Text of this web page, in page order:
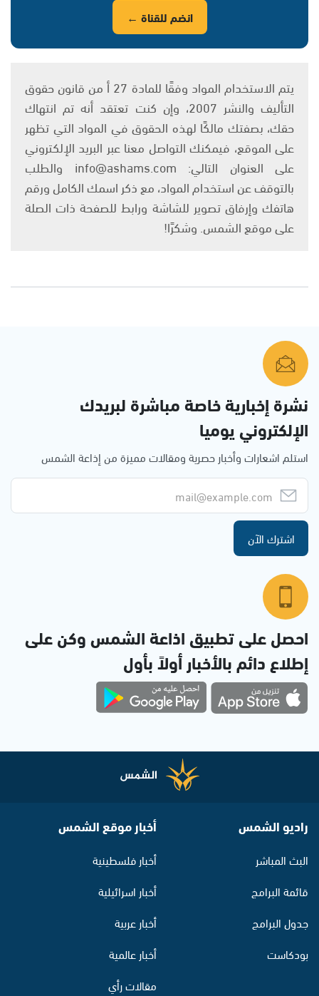
انضم للقناة ←
يتم الاستخدام المواد وفقًا للمادة 27 أ من قانون حقوق
التأليف والنشر 2007، وإن كنت تعتقد أنه تم انتهاك
حقك، بصفتك مالكًا لهذه الحقوق في المواد التي تظهر
على الموقع، فيمكنك التواصل معنا عبر البريد الإلكتروني
على العنوان التالي: info@ashams.com والطلب
بالتوقف عن استخدام المواد، مع ذكر اسمك الكامل ورقم
هاتفك وإرفاق تصوير للشاشة ورابط للصفحة ذات الصلة
على موقع الشمس. وشكرًا!
نشرة إخبارية خاصة مباشرة لبريدك
الإلكتروني يوميا
استلم اشعارات وأخبار حصرية ومقالات مميزة من إذاعة الشمس
اشترك الآن
احصل على تطبيق اذاعة الشمس وكن على
إطلاع دائم بالأخبار أولاً بأول
راديو الشمس
البث المباشر
قائمة البرامج
جدول البرامج
بودكاست
أخبار موقع الشمس
أخبار فلسطينية
أخبار اسرائيلية
أخبار عربية
أخبار عالمية
مقالات رأي